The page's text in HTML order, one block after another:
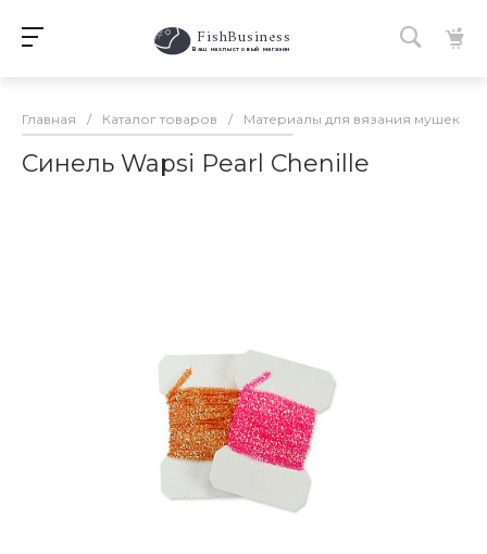
FishBusiness
Ваш нахлыстовый магазин
Главная / Каталог товаров / Материалы для вязания мушек
Синель Wapsi Pearl Chenille